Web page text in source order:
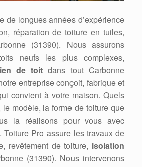
de longues années d’expérience
réparation de toiture en tuiles,
(31390). Nous assurons
neufs les plus complexes,
de toit dans tout Carbonne
entreprise conçoit, fabrique et
convient à votre maison. Quels
modèle, la forme de toiture que
la réalisons pour vous avec
Toiture Pro assure les travaux de
revêtement de toiture, isolation
(31390). Nous intervenons